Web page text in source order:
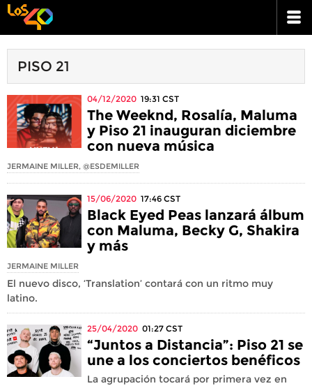
PISO 21
04/12/2020 19:31 CST
The Weeknd, Rosalía, Maluma
y Piso 21 inauguran diciembre
con nueva música
JERMAINE MILLER, @ESDEMILLER
15/06/2020 17:46 CST
Black Eyed Peas lanzará álbum
con Maluma, Becky G, Shakira
y más
JERMAINE MILLER
El nuevo disco, ‘Translation’ contará con un ritmo muy
latino.
25/04/2020 01:27 CST
“Juntos a Distancia”: Piso 21 se
une a los conciertos benéficos
La agrupación tocará por primera vez en